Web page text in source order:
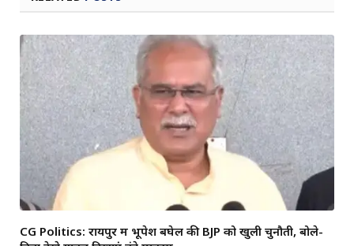
CG Politics: रायपुर में भूपेश बघेल की BJP को खुली चुनौती, बोले-